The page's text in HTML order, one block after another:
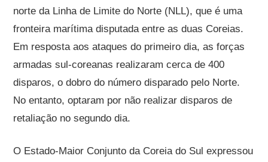
norte da Linha de Limite do Norte (NLL), que é uma
fronteira marítima disputada entre as duas Coreias.
Em resposta aos ataques do primeiro dia, as forças
armadas sul-coreanas realizaram cerca de 400
disparos, o dobro do número disparado pelo Norte.
No entanto, optaram por não realizar disparos de
retaliação no segundo dia.
O Estado-Maior Conjunto da Coreia do Sul expressou